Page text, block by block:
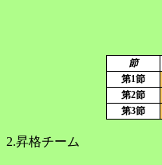
節
第1節
第2節
第3節
2.昇格チーム